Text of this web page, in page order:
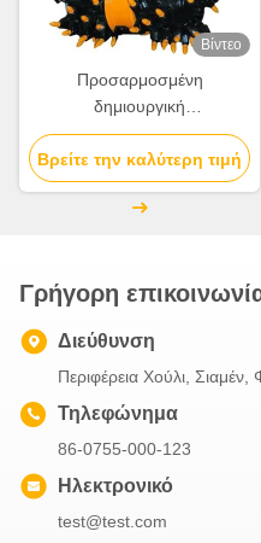
Βίντεο
Προσαρμοσμένη
δημιουργική
χριστουγεννιάτικη τσάντα
χαρτιού Kraft με το δικό σου
λογότυπο για το
διακοσμητικό πάρτι
Βρείτε την καλύτερη τιμή
Γρήγορη
Διεύθυνση
Περιφέρεια Χούλι, Σιαμέν,
Τηλεφώνημα
86-0755-000-123
Ηλεκτρονικό
test@test.com